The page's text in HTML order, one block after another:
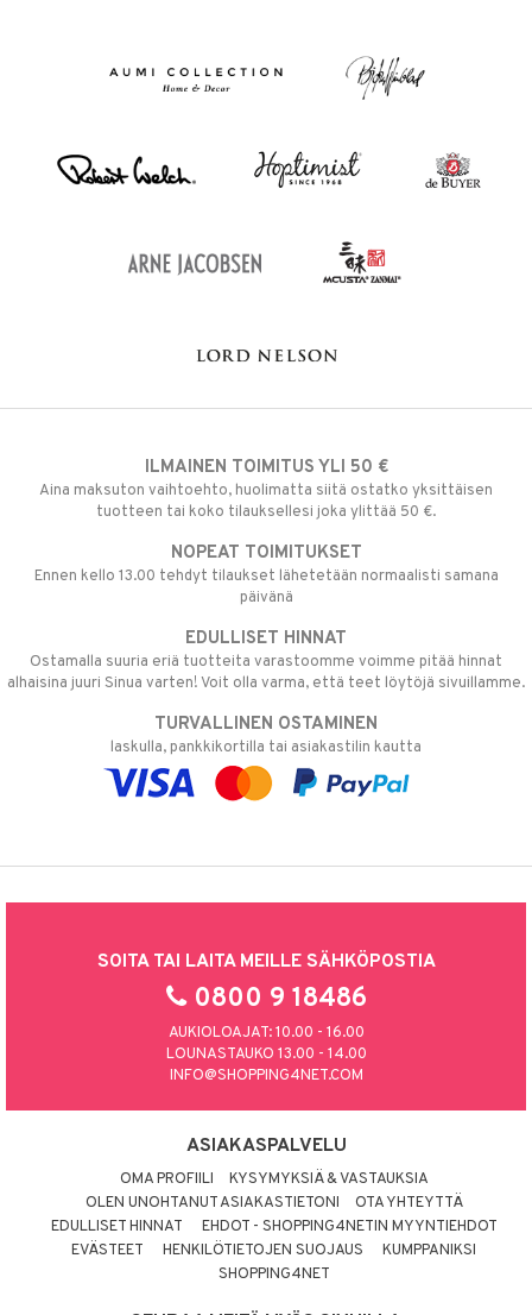
ILMAINEN TOIMITUS YLI 50 €
Aina maksuton vaihtoehto, huolimatta siitä ostatko yksittäisen
tuotteen tai koko tilauksellesi joka ylittää 50 €.
NOPEAT TOIMITUKSET
Ennen kello 13.00 tehdyt tilaukset lähetetään normaalisti samana
päivänä
EDULLISET HINNAT
Ostamalla suuria eriä tuotteita varastoomme voimme pitää hinnat
alhaisina juuri Sinua varten! Voit olla varma, että teet löytöjä sivuillamme.
TURVALLINEN OSTAMINEN
laskulla, pankkikortilla tai asiakastilin kautta
SOITA TAI LAITA MEILLE SÄHKÖPOSTIA
0800 9 18486
AUKIOLOAJAT: 10.00 - 16.00
LOUNASTAUKO 13.00 - 14.00
INFO@SHOPPING4NET.COM
ASIAKASPALVELU
OMA PROFIILI
KYSYMYKSIÄ & VASTAUKSIA
OLEN UNOHTANUT ASIAKASTIETONI
OTA YHTEYTTÄ
EDULLISET HINNAT
EHDOT - SHOPPING4NETIN MYYNTIEHDOT
EVÄSTEET
HENKILÖTIETOJEN SUOJAUS
KUMPPANIKSI
SHOPPING4NET